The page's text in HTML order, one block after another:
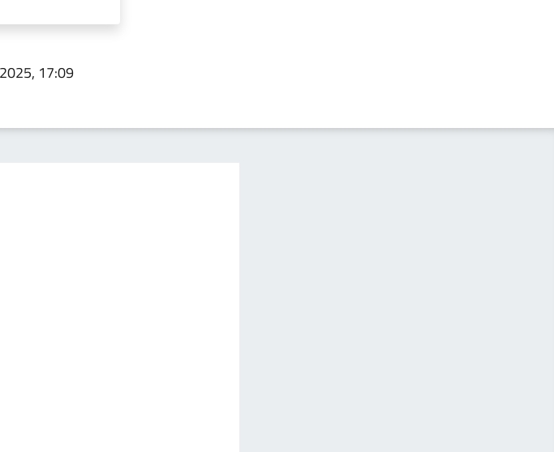
17:09